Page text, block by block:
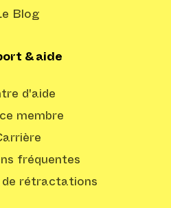
Blog
& aide
d'aide
membre
fréquentes
de rétractations